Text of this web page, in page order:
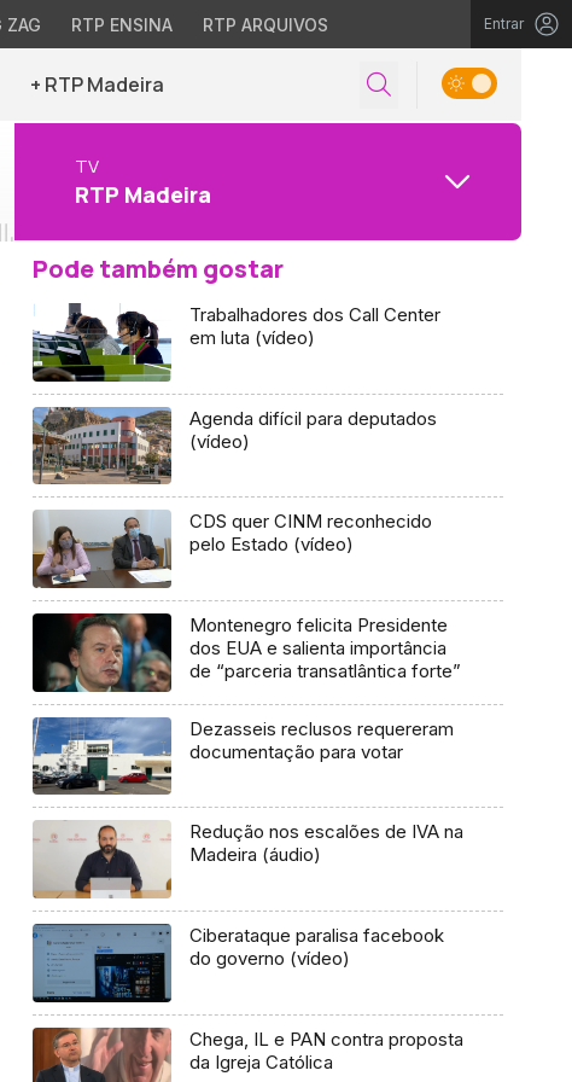
ZAG RTP ENSINA RTP ARQUIVOS Entrar
+ RTP Madeira
TV
RTP Madeira
Pode também gostar
Trabalhadores dos Call Center
em luta (vídeo)
Agenda difícil para deputados
(vídeo)
CDS quer CINM reconhecido
pelo Estado (vídeo)
Montenegro felicita Presidente
dos EUA e salienta importância
de “parceria transatlântica forte”
Dezasseis reclusos requereram
documentação para votar
Redução nos escalões de IVA na
Madeira (áudio)
Ciberataque paralisa facebook
do governo (vídeo)
Chega, IL e PAN contra proposta
da Igreja Católica